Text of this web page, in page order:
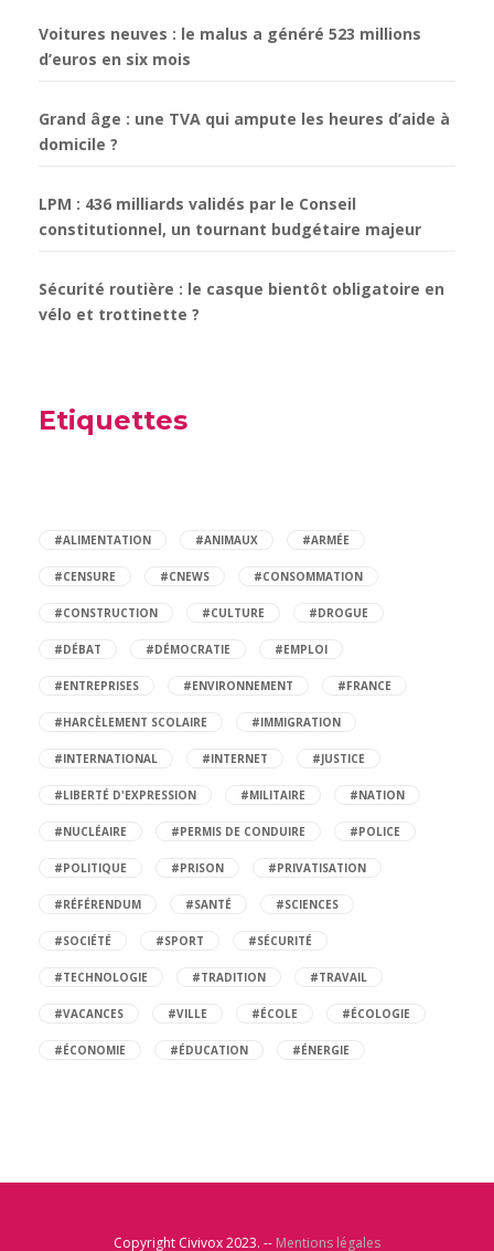
Voitures neuves : le malus a généré 523 millions
d’euros en six mois
Grand âge : une TVA qui ampute les heures d’aide à
domicile ?
LPM : 436 milliards validés par le Conseil
constitutionnel, un tournant budgétaire majeur
Sécurité routière : le casque bientôt obligatoire en
vélo et trottinette ?
Etiquettes
#ALIMENTATION #ANIMAUX #ARMÉE
#CENSURE #CNEWS #CONSOMMATION
#CONSTRUCTION #CULTURE #DROGUE
#DÉBAT #DÉMOCRATIE #EMPLOI
#ENTREPRISES #ENVIRONNEMENT #FRANCE
#HARCÈLEMENT SCOLAIRE #IMMIGRATION
#INTERNATIONAL #INTERNET #JUSTICE
#LIBERTÉ D'EXPRESSION #MILITAIRE #NATION
#NUCLÉAIRE #PERMIS DE CONDUIRE #POLICE
#POLITIQUE #PRISON #PRIVATISATION
#RÉFÉRENDUM #SANTÉ #SCIENCES
#SOCIÉTÉ #SPORT #SÉCURITÉ
#TECHNOLOGIE #TRADITION #TRAVAIL
#VACANCES #VILLE #ÉCOLE #ÉCOLOGIE
#ÉCONOMIE #ÉDUCATION #ÉNERGIE
Copyright Civivox 2023. -- Mentions légales